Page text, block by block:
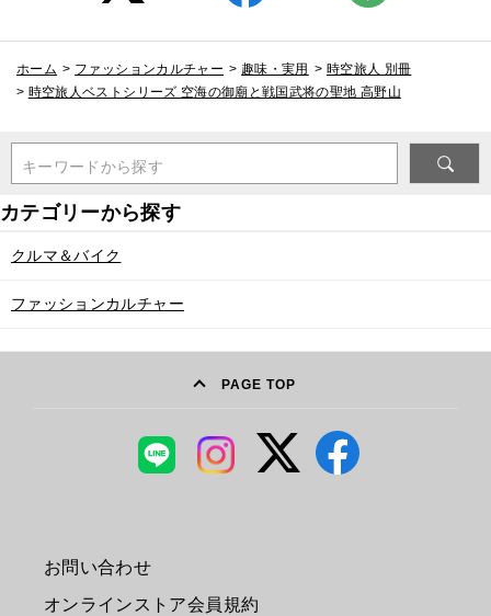
ホーム > ファッションカルチャー > 趣味・実用 > 時空旅人 別冊
> 時空旅人ベストシリーズ 空海の御廟と戦国武将の聖地 高野山
キーワードから探す
クルマ＆バイク
ファッションカルチャー
PAGE TOP
お問い合わせ
オンラインストア会員規約